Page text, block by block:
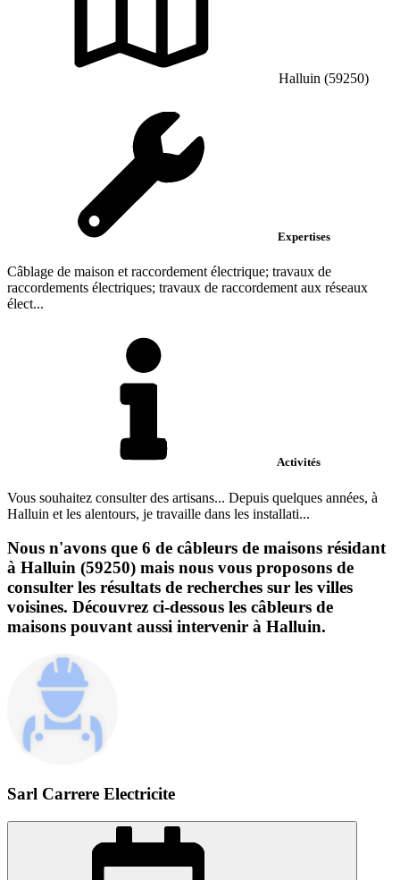
Halluin (59250)
Expertises
Câblage de maison et raccordement électrique; travaux de
raccordements électriques; travaux de raccordement aux réseaux
élect...
Activités
Vous souhaitez consulter des artisans... Depuis quelques années, à
Halluin et les alentours, je travaille dans les installati...
Nous n'avons que 6 de câbleurs de maisons résidant
à Halluin (59250) mais nous vous proposons de
consulter les résultats de recherches sur les villes
voisines. Découvrez ci-dessous les câbleurs de
maisons pouvant aussi intervenir à Halluin.
Sarl Carrere Electricite